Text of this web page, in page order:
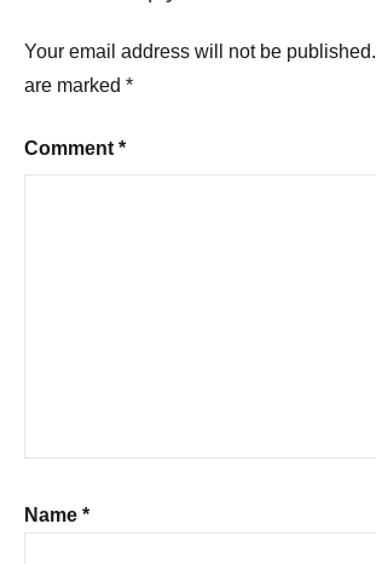
Your email address will not be published.
are marked *
Comment *
Name *